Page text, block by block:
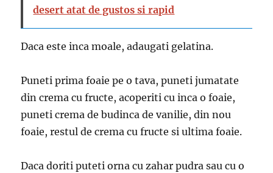
desert atat de gustos si rapid
Daca este inca moale, adaugati gelatina.
Puneti prima foaie pe o tava, puneti jumatate
din crema cu fructe, acoperiti cu inca o foaie,
puneti crema de budinca de vanilie, din nou
foaie, restul de crema cu fructe si ultima foaie.
Daca doriti puteti orna cu zahar pudra sau cu o